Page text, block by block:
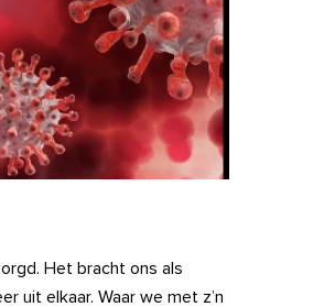
Het bracht ons als
uit elkaar. Waar we met z’n